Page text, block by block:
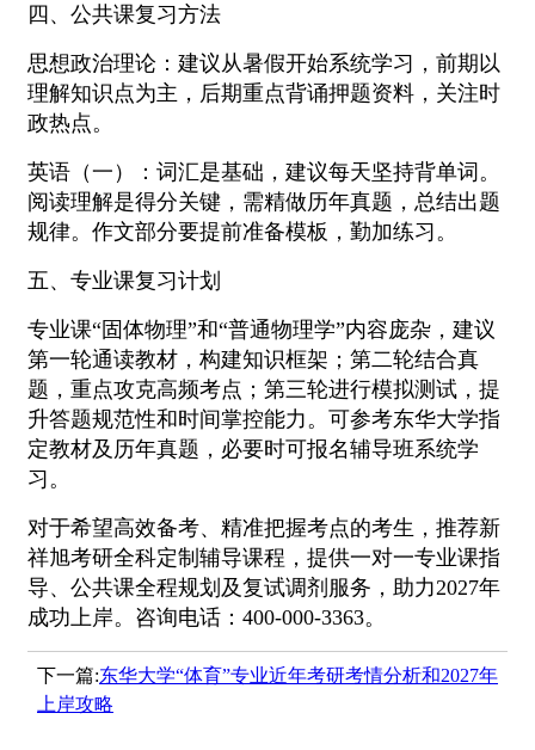
四、公共课复习方法
思想政治理论：建议从暑假开始系统学习，前期以
理解知识点为主，后期重点背诵押题资料，关注时
政热点。
英语（一）：词汇是基础，建议每天坚持背单词。
阅读理解是得分关键，需精做历年真题，总结出题
规律。作文部分要提前准备模板，勤加练习。
五、专业课复习计划
专业课“固体物理”和“普通物理学”内容庞杂，建议
第一轮通读教材，构建知识框架；第二轮结合真
题，重点攻克高频考点；第三轮进行模拟测试，提
升答题规范性和时间掌控能力。可参考东华大学指
定教材及历年真题，必要时可报名辅导班系统学
习。
对于希望高效备考、精准把握考点的考生，推荐新
祥旭考研全科定制辅导课程，提供一对一专业课指
导、公共课全程规划及复试调剂服务，助力2027年
成功上岸。咨询电话：400-000-3363。
下一篇:东华大学“体育”专业近年考研考情分析和2027年
上岸攻略